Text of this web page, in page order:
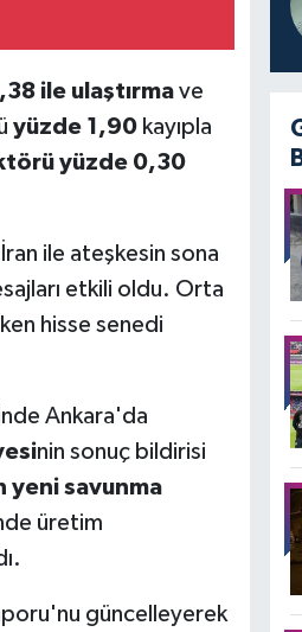
ile ulaştırmave
yüzde 1,90kayıpla
yüzde 0,30
İran ile ateşkesin sona
etkili oldu. Orta
hisse senedi
Ankara'da
nin sonuç bildirisi
yeni savunma
üretim
güncelleyerek